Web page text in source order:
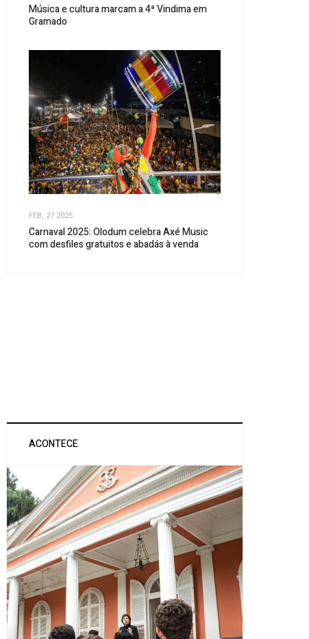
Música e cultura marcam a 4ª Vindima em
Gramado
FEB, 27 2025
Carnaval 2025: Olodum celebra Axé Music
com desfiles gratuitos e abadás à venda
ACONTECE